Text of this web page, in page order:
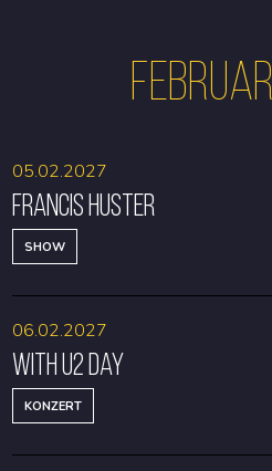
Februar
Francis Huster
SHOW
05.02.2027
With U2 Day
KONZERT
06.02.2027